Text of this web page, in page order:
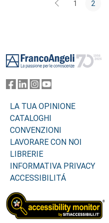
1 2
LA TUA OPINIONE
CATALOGHI
CONVENZIONI
LAVORARE CON NOI
LIBRERIE
INFORMATIVA PRIVACY
ACCESSIBILITÁ